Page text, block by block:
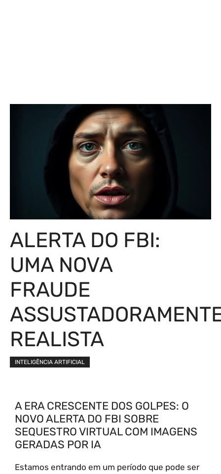
ALERTA DO FBI:
UMA NOVA
FRAUDE
REALISTA
INTELIGÊNCIA ARTIFICIAL
A ERA CRESCENTE DOS GOLPES: O
NOVO ALERTA DO FBI SOBRE
SEQUESTRO VIRTUAL COM IMAGENS
GERADAS POR IA
Estamos entrando em um período que pode ser